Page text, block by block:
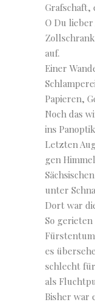
Grafschaft,
O Du
auf.
Einer
Papieren,
Noch das
ins
Letzten
gen
unter
Dort war
So
es
schlecht
als
Bisher war